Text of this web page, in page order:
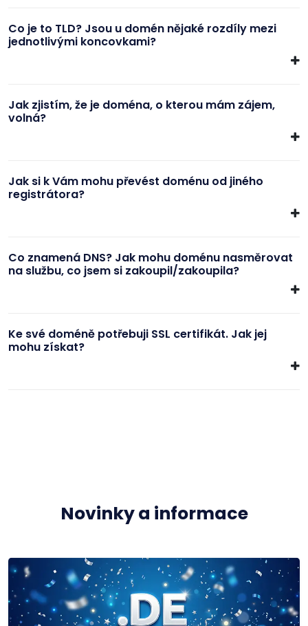
Co je to TLD? Jsou u domén nějaké rozdíly mezi
jednotlivými koncovkami?
Jak zjistím, že je doména, o kterou mám zájem,
volná?
Jak si k Vám mohu převést doménu od jiného
registrátora?
Co znamená DNS? Jak mohu doménu nasměrovat
na službu, co jsem si zakoupil/zakoupila?
Ke své doméně potřebuji SSL certifikát. Jak jej
mohu získat?
Novinky a informace